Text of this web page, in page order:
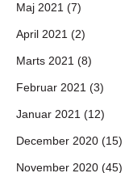
Maj 2021 (7)
April 2021 (2)
Marts 2021 (8)
Februar 2021 (3)
Januar 2021 (12)
December 2020 (15)
November 2020 (45)